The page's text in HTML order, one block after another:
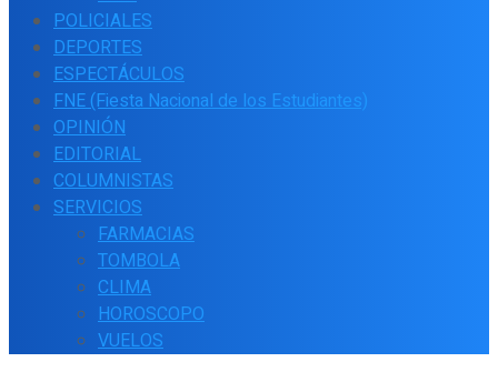
POLICIALES
DEPORTES
ESPECTÁCULOS
FNE (Fiesta Nacional de los Estudiantes)
OPINIÓN
EDITORIAL
COLUMNISTAS
SERVICIOS
FARMACIAS
TOMBOLA
CLIMA
HOROSCOPO
VUELOS